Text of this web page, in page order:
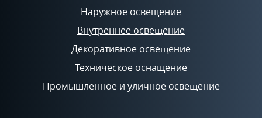
Наружное освещение
Внутреннее освещение
Декоративное освещение
Техническое оснащение
Промышленное и уличное освещение